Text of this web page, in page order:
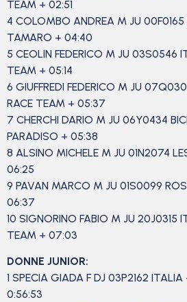
TEAM + 02:51
4 COLOMBO ANDREA M JU
TAMARO + 04:40
5 CEOLIN FEDERICO M JU 03S0546
TEAM + 05:14
6 GIUFFREDI FEDERICO M JU
RACE TEAM + 05:37
7 CHERCHI DARIO M JU 06Y0434
PARADISO + 05:38
8 ALSINO MICHELE M JU 01N2074
06:25
9 PAVAN MARCO M JU 01S0099
06:37
10 SIGNORINO FABIO M JU 20J0315
TEAM + 07:03
DONNE JUNIOR:
1 SPECIA GIADA F DJ 03P2162
0:56:53